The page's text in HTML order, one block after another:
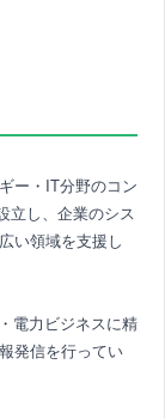
ー・IT分野のコン
立し、企業のシス
い領域を支援し
電力ビジネスに精
発信を行ってい